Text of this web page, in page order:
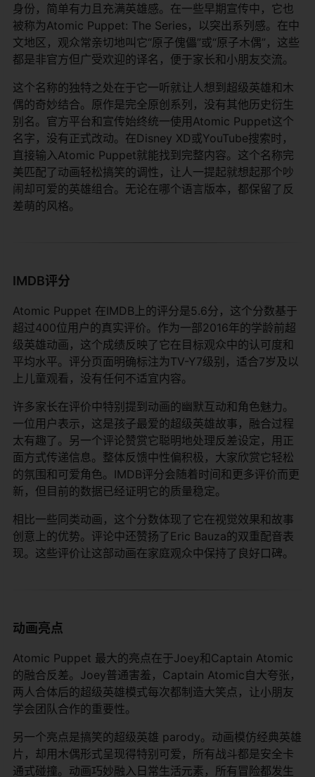
身份，简单有力且充满英雄感。在一些早期宣传中，它也
被称为Atomic Puppet: The Series，以突出系列感。在中
文地区，观众常亲切地叫它“原子傀儡”或“原子木偶”，这些
都是非官方但广受欢迎的译名，便于家长和小朋友交流。
这个名称的独特之处在于它一听就让人想到超级英雄和木
偶的奇妙结合。原作是完全原创系列，没有其他历史衍生
别名。官方平台和宣传始终统一使用Atomic Puppet这个
名字，没有正式改动。在Disney XD或YouTube搜索时，
直接输入Atomic Puppet就能找到完整内容。这个名称完
美匹配了动画轻松搞笑的调性，让人一提起就想起那个吵
闹却可爱的英雄组合。无论在哪个语言版本，都保留了反
差萌的风格。
IMDB评分
Atomic Puppet 在IMDB上的评分是5.6分，这个分数基于
超过400位用户的真实评价。作为一部2016年的学龄前超
级英雄动画，这个成绩反映了它在目标观众中的认可度和
平均水平。评分页面明确标注为TV-Y7级别，适合7岁及以
上儿童观看，没有任何不适宜内容。
许多家长在评价中特别提到动画的幽默互动和角色魅力。
一位用户表示，这是孩子最爱的超级英雄故事，融合过程
太有趣了。另一个评论赞赏它聪明地处理反差设定，用正
面方式传递信息。整体反馈中性偏积极，大家欣赏它轻松
的氛围和可爱角色。IMDB评分会随着时间和更多评价而更
新，但目前的数据已经证明它的质量稳定。
相比一些同类动画，这个分数体现了它在视觉效果和故事
创意上的优势。评论中还赞扬了Eric Bauza的双重配音表
现。这些评价让这部动画在家庭观众中保持了良好口碑。
动画亮点
Atomic Puppet 最大的亮点在于Joey和Captain Atomic
的融合反差。Joey普通害羞，Captain Atomic自大夸张，
两人合体后的超级英雄模式每次都制造大笑点，让小朋友
学会团队合作的重要性。
另一个亮点是搞笑的超级英雄 parody。动画模仿经典英雄
片，却用木偶形式呈现得特别可爱，所有战斗都是安全卡
通式碰撞。动画巧妙融入日常生活元素，所有冒险都发生